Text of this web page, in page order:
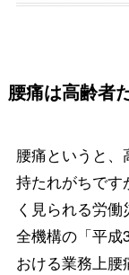
腰痛は高齢者
腰痛というと
持たれがちです
く見られる労
全機構の「平成
おける業務上腰